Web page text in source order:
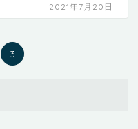
2021年7月20日
3